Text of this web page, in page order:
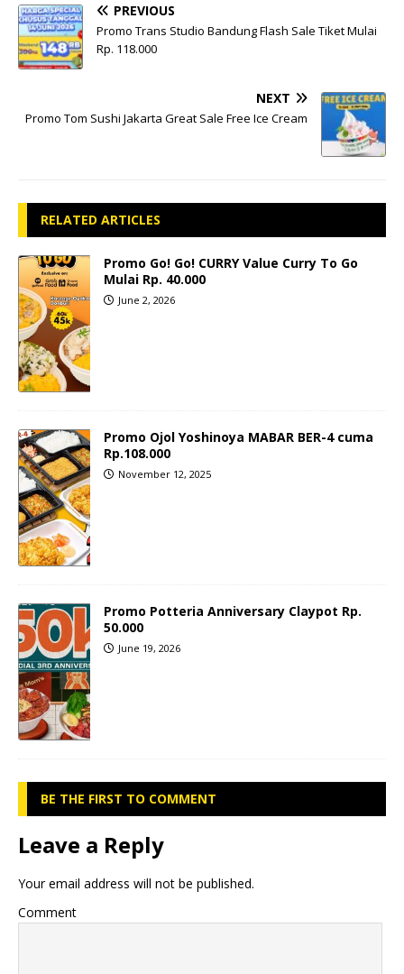
PREVIOUS
Promo Trans Studio Bandung Flash Sale Tiket Mulai
Rp. 118.000
NEXT
Promo Tom Sushi Jakarta Great Sale Free Ice Cream
RELATED ARTICLES
Promo Go! Go! CURRY Value Curry To Go
Mulai Rp. 40.000
June 2, 2026
Promo Ojol Yoshinoya MABAR BER-4 cuma
Rp.108.000
November 12, 2025
Promo Potteria Anniversary Claypot Rp.
50.000
June 19, 2026
BE THE FIRST TO COMMENT
Leave a Reply
Your email address will not be published.
Comment